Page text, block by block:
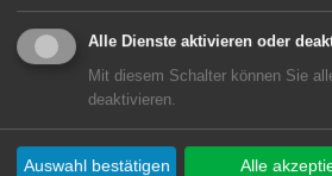
Marktplatz 30
73430 Aalen
07361 52-0
presseamt@aalen.de
Alle Dienste aktivieren oder
Mit diesem Schalter können Sie
deaktivieren.
Auswahl bestätigen Alle